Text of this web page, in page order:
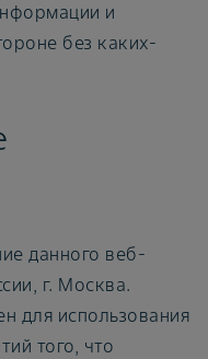
и
без каких-
данного веб-
г. Москва.
для использования
того, что